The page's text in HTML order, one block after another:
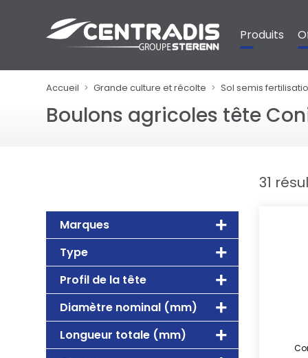
Produits
Accueil Grande culture et récolte Sol semis
Boulons agricoles tête
Marques
Type
Profil de la tête
Diamètre nominal (mm)
Longueur totale (mm)
31